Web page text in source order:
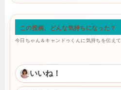
この投稿、どんな気持ちになった？
今日ちゃん＆キャンドゥくんに気持ちを伝え
いいね！